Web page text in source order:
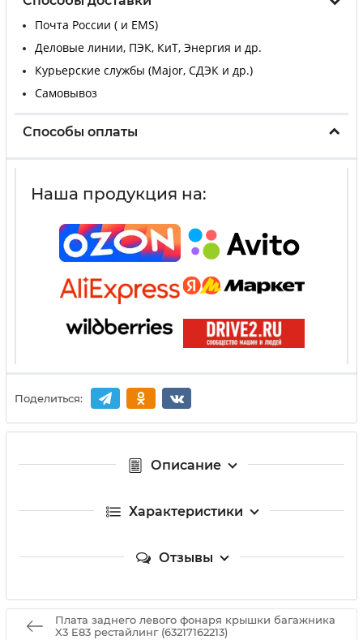
Почта России ( и EMS)
Деловые линии, ПЭК, КиТ, Энергия и др.
Курьерские службы (Major, СДЭК и др.)
Самовывоз
Способы оплаты
Наша продукция на:
Поделиться:
Описание
Характеристики
Отзывы
Плата заднего левого фонаря крышки багажника
X3 E83 рестайлинг (63217162213)